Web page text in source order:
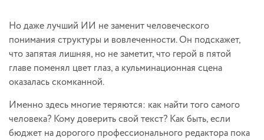
Но даже лучший ИИ не заменит человеческого
понимания структуры и вовлеченности. Он подскажет,
что запятая лишняя, но не заметит, что герой в пятой
главе поменял цвет глаз, а кульминационная сцена
оказалась скомканной.
Именно здесь многие теряются: как найти того самого
человека? Кому доверить свой текст? Как быть, если
бюджет на дорогого профессионального редактора пока